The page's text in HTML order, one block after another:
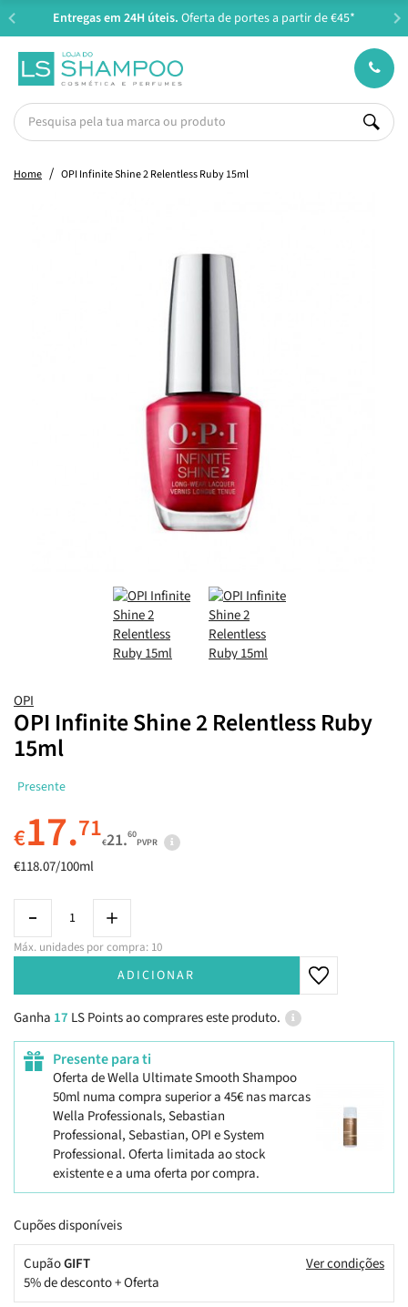
Entregas em 24H úteis. Oferta de portes a partir de €45*
Home OPI Infinite Shine 2 Relentless Ruby 15ml
OPI
OPI Infinite Shine 2 Relentless Ruby
15ml
Presente
€17.71€21.60
PVPR
€118.07/100ml
Máx. unidades por compra: 10
ADICIONAR
Ganha 17 LS Points ao comprares este produto.
Presente para ti
Oferta de Wella Ultimate Smooth Shampoo
50ml numa compra superior a 45€ nas marcas
Wella Professionals, Sebastian
Professional, Sebastian, OPI e System
Professional. Oferta limitada ao stock
existente e a uma oferta por compra.
Cupões disponíveis
CupãoGIFT
5% de desconto + Oferta
Ver condições